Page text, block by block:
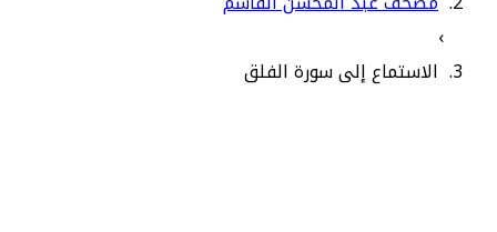
›
الاستماع إلى سورة الفلق